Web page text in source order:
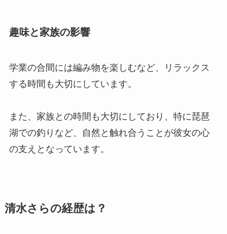
趣味と家族の影響
学業の合間には編み物を楽しむなど、リラックス
する時間も大切にしています。
また、家族との時間も大切にしており、特に琵琶
湖での釣りなど、自然と触れ合うことが彼女の心
の支えとなっています。
清水さらの経歴は？